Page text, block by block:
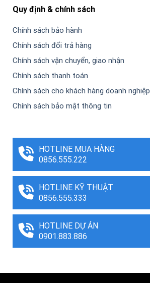
Quy định & chính sách
Chính sách bảo hành
Chính sách đổi trả hàng
Chính sách vận chuyển, giao nhận
Chính sách thanh toán
Chính sách cho khách hàng doanh nghiệp
Chính sách bảo mật thông tin
HOTLINE MUA HÀNG
0856.555.222
HOTLINE KỸ THUẬT
0856.555.333
HOTLINE DỰ ÁN
0901.883.886